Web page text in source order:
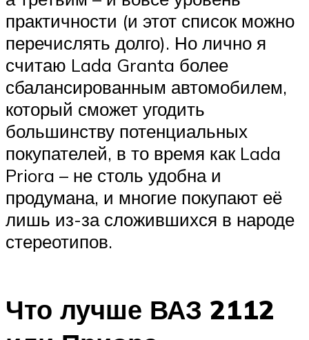
практичности (и этот список можно
перечислять долго). Но лично я
считаю Lada Granta более
сбалансированным автомобилем,
который сможет угодить
большинству потенциальных
покупателей, в то время как Lada
Priora – не столь удобна и
продумана, и многие покупают её
лишь из-за сложившихся в народе
стереотипов.
Что лучше ВАЗ 2112